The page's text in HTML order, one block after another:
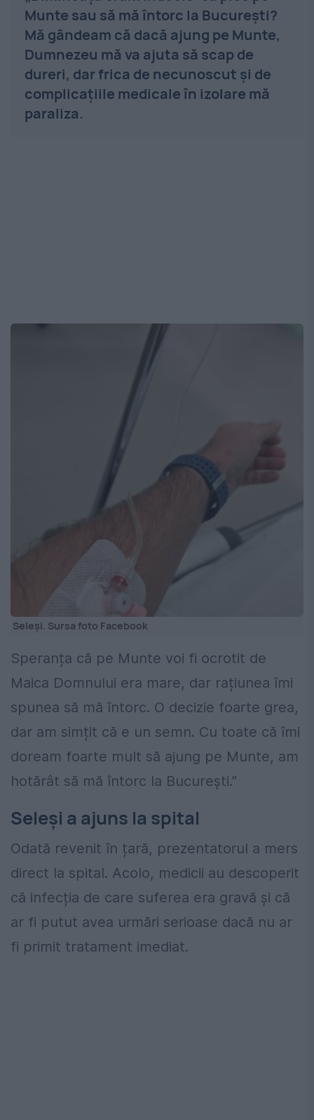
Munte sau să mă întorc la București?
Mă gândeam că dacă ajung pe Munte,
Dumnezeu mă va ajuta să scap de
dureri, dar frica de necunoscut și de
complicațiile medicale în izolare mă
paraliza.
Seleși. Sursa foto Facebook
Speranța că pe Munte voi fi ocrotit de
Maica Domnului era mare, dar rațiunea îmi
spunea să mă întorc. O decizie foarte grea,
dar am simțit că e un semn. Cu toate că îmi
doream foarte mult să ajung pe Munte, am
hotărât să mă întorc la București.”
Seleși a ajuns la spital
Odată revenit în țară, prezentatorul a mers
direct la spital. Acolo, medicii au descoperit
că infecția de care suferea era gravă și că
ar fi putut avea urmări serioase dacă nu ar
fi primit tratament imediat.